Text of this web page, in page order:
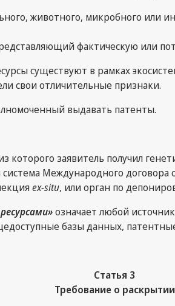
животного, микробного
существуют в рамках
свои отличительные признаки.
выдавать патенты.
которого заявитель получил
Международного договора
ex-situ, или орган по
означает любой
базы данных,
Статья 3
Требование о раскрытии